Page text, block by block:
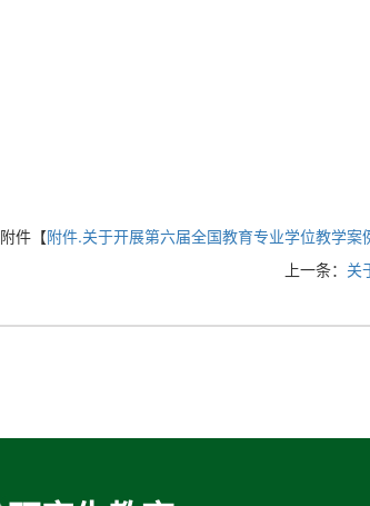
附件【附件.关于开展第六届全国教育专业学位教学
上一条： 关